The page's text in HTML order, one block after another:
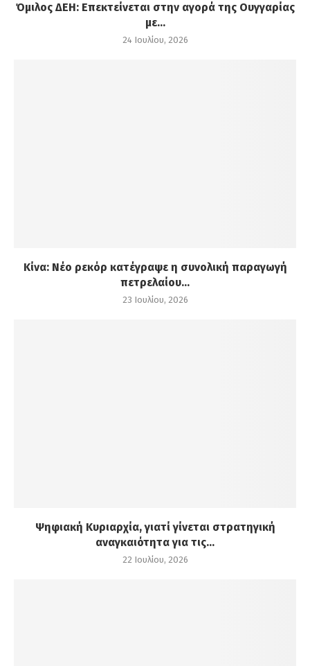
Όμιλος ΔΕΗ: Επεκτείνεται στην αγορά της Ουγγαρίας
με...
24 Ιουλίου, 2026
Κίνα: Νέο ρεκόρ κατέγραψε η συνολική παραγωγή
πετρελαίου...
23 Ιουλίου, 2026
Ψηφιακή Κυριαρχία, γιατί γίνεται στρατηγική
αναγκαιότητα για τις...
22 Ιουλίου, 2026